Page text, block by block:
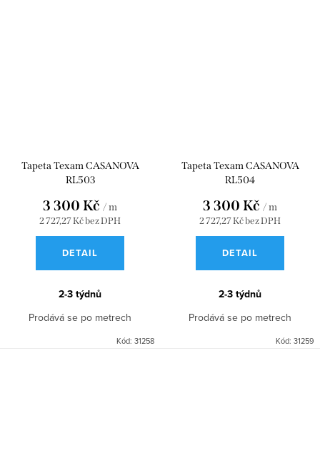
Tapeta Texam CASANOVA
RL503
2 727,27 Kč bez DPH
3 300 Kč / m
DETAIL
2-3 týdnů
Prodává se po metrech
Kód: 31258
Tapeta Texam CASANOVA
RL504
2 727,27 Kč bez DPH
3 300 Kč / m
DETAIL
2-3 týdnů
Prodává se po metrech
Kód: 31259